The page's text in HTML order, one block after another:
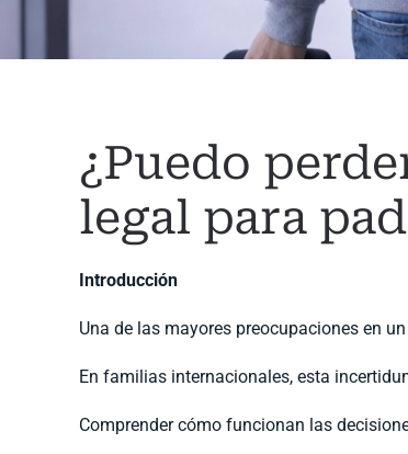
¿Puedo
legal para
Introducción
Una de las mayores preocupaciones en
En familias internacionales, esta
Comprender cómo funcionan las